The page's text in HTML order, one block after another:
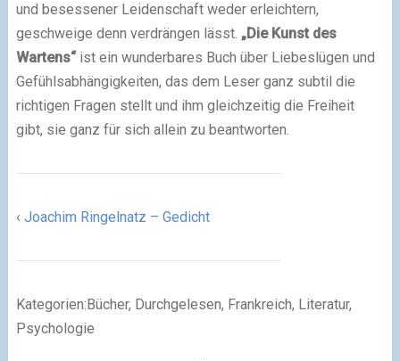
und besessener Leidenschaft weder erleichtern,
geschweige denn verdrängen lässt. „Die Kunst des
Wartens“ist ein wunderbares Buch über Liebeslügen und
Gefühlsabhängigkeiten, das dem Leser ganz subtil die
richtigen Fragen stellt und ihm gleichzeitig die Freiheit
gibt, sie ganz für sich allein zu beantworten.
‹ Joachim Ringelnatz – Gedicht
Kategorien:Bücher, Durchgelesen, Frankreich, Literatur,
Psychologie